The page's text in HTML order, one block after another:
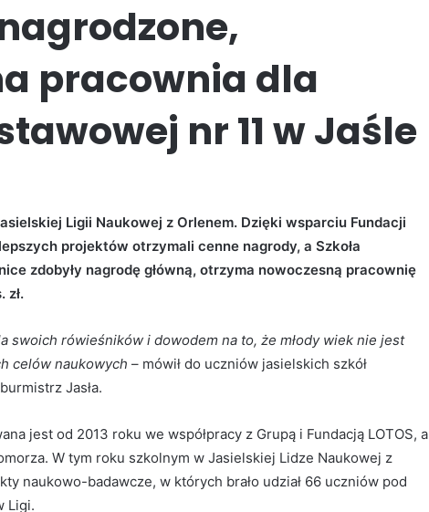
pracownia dla
nr 11 w Jaśle
Ligii Naukowej z Orlenem. Dzięki wsparciu Fundacji
projektów otrzymali cenne nagrody, a Szkoła
zdobyły nagrodę główną, otrzyma nowoczesną pracownię
zł.
swoich rówieśników i dowodem na to, że młody wiek nie jest
celów naukowych – mówił do uczniów jasielskich szkół
Jasła.
jest od 2013 roku we współpracy z Grupą i Fundacją LOTOS, a
W tym roku szkolnym w Jasielskiej Lidze Naukowej z
naukowo-badawcze, w których brało udział 66 uczniów pod
Ligi.